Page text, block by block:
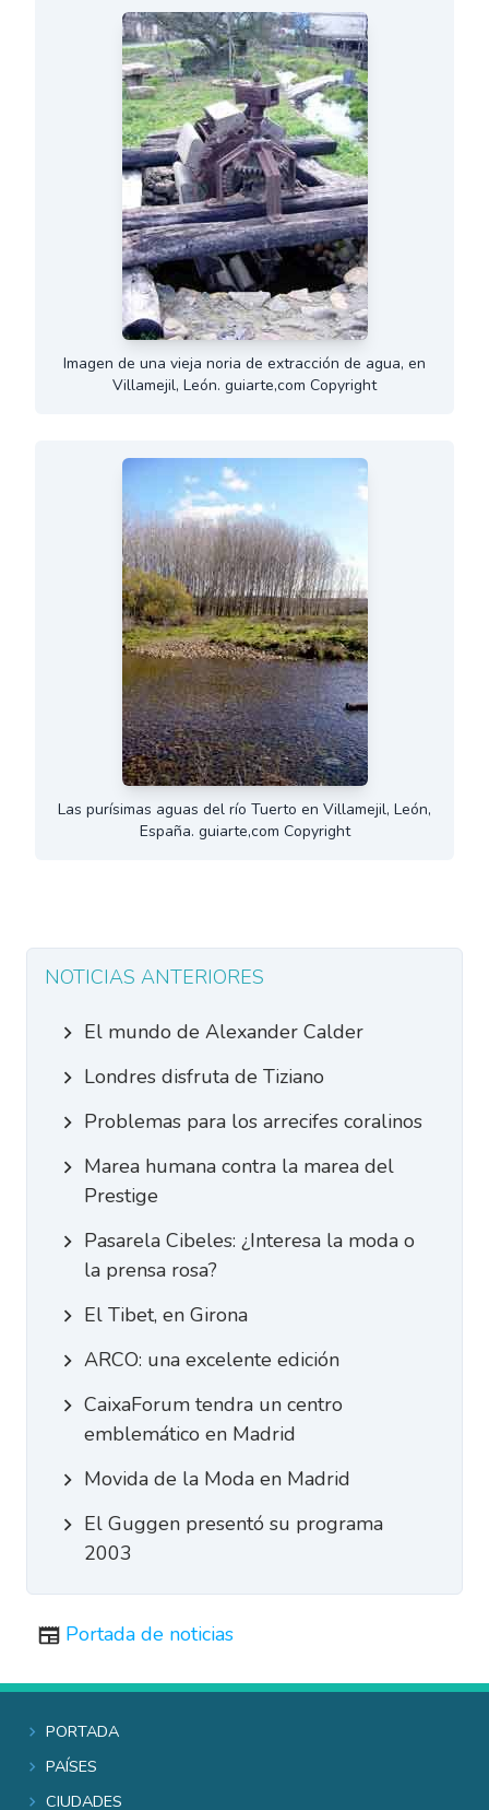
Imagen de una vieja noria de extracción de agua, en
Villamejil, León. guiarte,com Copyright
Las purísimas aguas del río Tuerto en Villamejil, León,
España. guiarte,com Copyright
NOTICIAS ANTERIORES
El mundo de Alexander Calder
Londres disfruta de Tiziano
Problemas para los arrecifes coralinos
Marea humana contra la marea del
Prestige
Pasarela Cibeles: ¿Interesa la moda o
la prensa rosa?
El Tibet, en Girona
ARCO: una excelente edición
CaixaForum tendra un centro
emblemático en Madrid
Movida de la Moda en Madrid
El Guggen presentó su programa
2003
Portada de noticias
Portada
Países
Ciudades